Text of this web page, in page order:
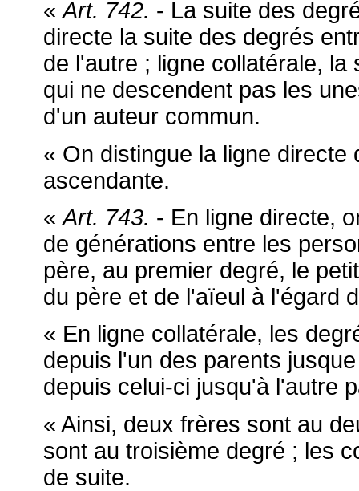
«Art. 742. - La suite des
directe la suite des degrés
de l'autre ; ligne collatérale,
qui ne descendent pas les
d'un auteur commun.
« On distingue la ligne
ascendante.
«Art. 743. - En ligne directe,
de générations entre les
père, au premier degré, le
du père et de l'aïeul à l'égard
« En ligne collatérale, les
depuis l'un des parents
depuis celui-ci jusqu'à l'autre
« Ainsi, deux frères sont au
sont au troisième degré ; les
de suite.